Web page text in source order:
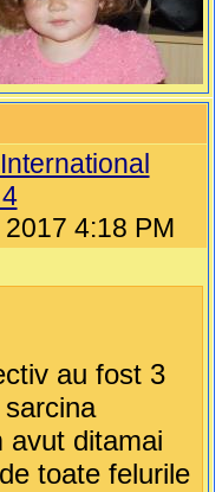
4:18 PM
au fost 3
avut ditamai
toate felurile